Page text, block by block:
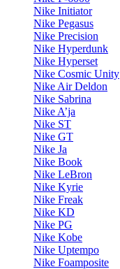
Nike Initiator
Nike Pegasus
Nike Precision
Nike Hyperdunk
Nike Hyperset
Nike Cosmic Unity
Nike Air Deldon
Nike Sabrina
Nike A’ja
Nike ST
Nike GT
Nike Ja
Nike Book
Nike LeBron
Nike Kyrie
Nike Freak
Nike KD
Nike PG
Nike Kobe
Nike Uptempo
Nike Foamposite